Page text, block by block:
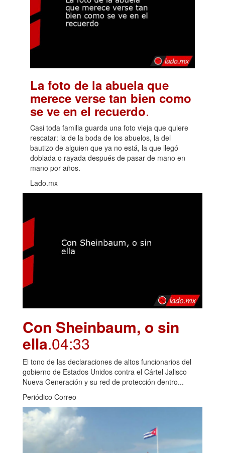
La foto de la abuela que
merece verse tan bien como
se ve en el recuerdo.
Casi toda familia guarda una foto vieja que quiere
rescatar: la de la boda de los abuelos, la del
bautizo de alguien que ya no está, la que llegó
doblada o rayada después de pasar de mano en
mano por años.
Lado.mx
Con Sheinbaum, o sin
ella.04:33
El tono de las declaraciones de altos funcionarios del
gobierno de Estados Unidos contra el Cártel Jalisco
Nueva Generación y su red de protección dentro...
Periódico Correo